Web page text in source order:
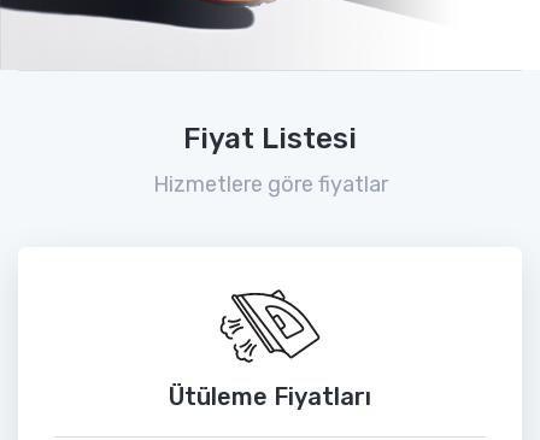
Fiyat Listesi
Hizmetlere göre fiyatlar
Ütüleme Fiyatları